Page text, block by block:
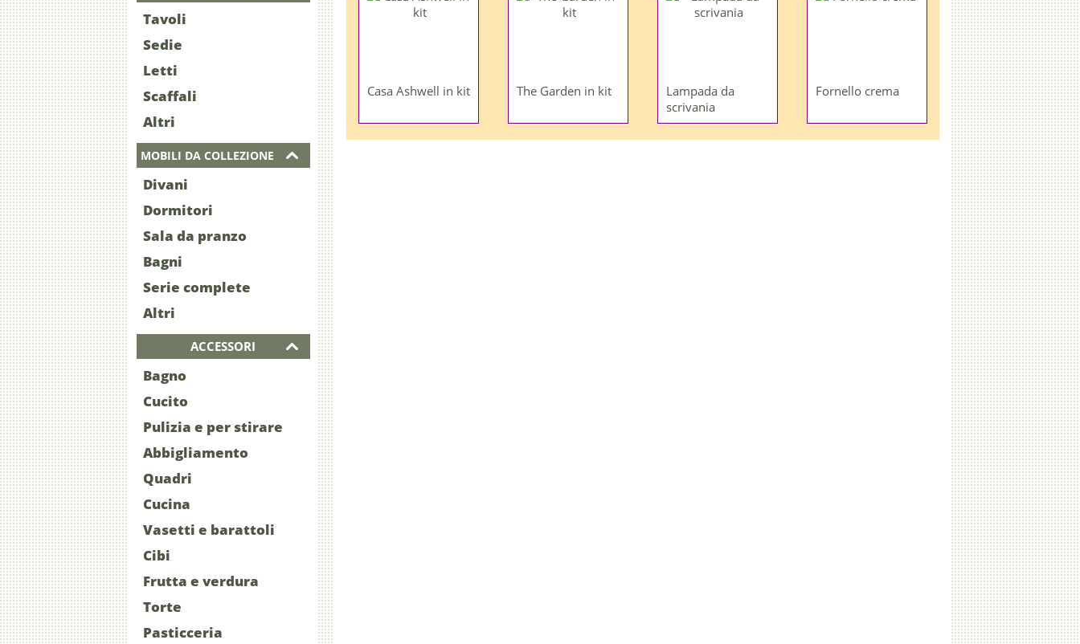
Tavoli
Sedie
Letti
Scaffali
Altri
MOBILI DA COLLEZIONE
Divani
Dormitori
Sala da pranzo
Bagni
Serie complete
Altri
ACCESSORI
Bagno
Cucito
Pulizia e per stirare
Abbigliamento
Quadri
Cucina
Vasetti e barattoli
Cibi
Frutta e verdura
Torte
Pasticceria
Casa Ashwell in kit The Garden in kit
Lampada da
scrivania
Fornello crema